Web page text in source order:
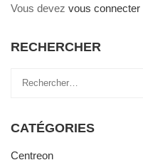
Vous devez vous connecter
RECHERCHER
CATÉGORIES
Centreon